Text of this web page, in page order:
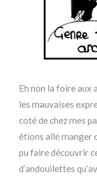
Eh non la foire aux
les mauvaises
coté de chez mes
étions allé manger
pu faire découvrir
d’andouilettes